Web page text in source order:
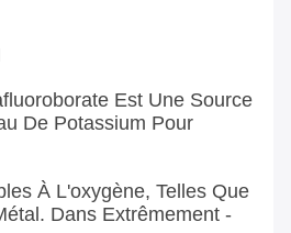
Est Une Source
De Potassium Pour
À L'oxygène, Telles Que
Dans Extrêmement -